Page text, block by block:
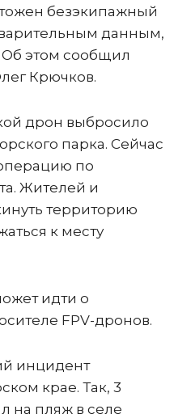
безэкипажный
данным,
Об этом сообщил
Крючков.
дрон выбросило
парка. Сейчас
по
Жителей и
территорию
к месту
идти о
FPV-дронов.
инцидент
крае. Так, 3
на пляж в селе